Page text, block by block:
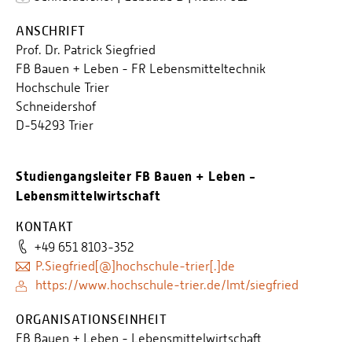
ANSCHRIFT
Prof. Dr. Patrick Siegfried
FB Bauen + Leben - FR Lebensmitteltechnik
Hochschule Trier
Schneidershof
D-54293 Trier
Studiengangsleiter FB Bauen + Leben -
Lebensmittelwirtschaft
KONTAKT
+49 651 8103-352
P.Siegfried[@]hochschule-trier[.]de
https://www.hochschule-trier.de/lmt/siegfried
ORGANISATIONSEINHEIT
FB Bauen + Leben - Lebensmittelwirtschaft